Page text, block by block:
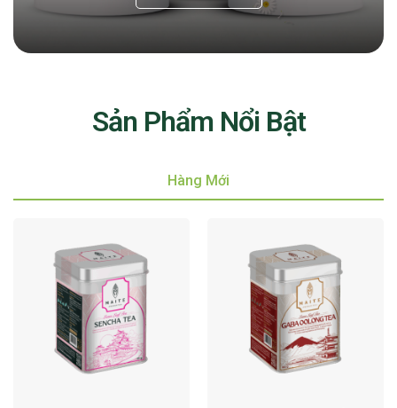
Sản Phẩm Nổi Bật
Hàng Mới